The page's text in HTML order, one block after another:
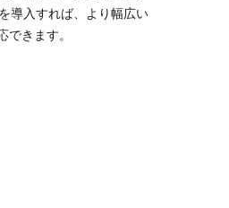
導入すれば、​より​幅​広い​
できます。